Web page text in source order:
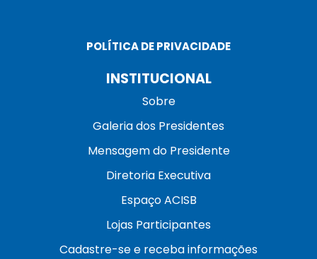
POLÍTICA DE PRIVACIDADE
INSTITUCIONAL
Sobre
Galeria dos Presidentes
Mensagem do Presidente
Diretoria Executiva
Espaço ACISB
Lojas Participantes
Cadastre-se e receba informações